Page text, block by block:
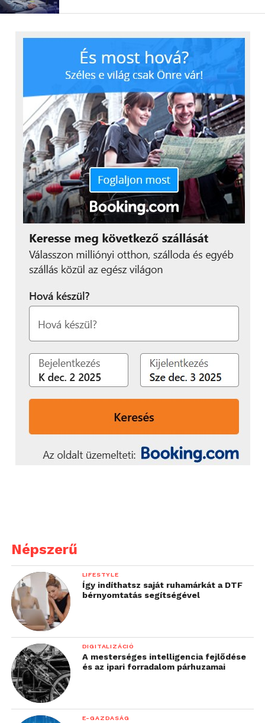
Csatlakozzon hozzánk aFacebookonis!
Népszerű
LIFESTYLE
Így indíthatsz saját ruhamárkát a DTF
bérnyomtatás segítségével
DIGITALIZÁCIÓ
A mesterséges intelligencia fejlődése
és az ipari forradalom párhuzamai
E-GAZDASÁG